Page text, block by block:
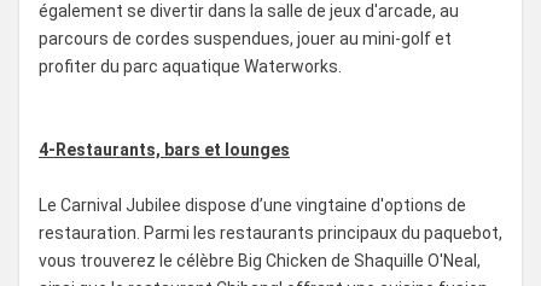
également se divertir dans la salle de jeux d'arcade, au
parcours de cordes suspendues, jouer au mini-golf et
profiter du parc aquatique Waterworks.
4-Restaurants, bars et lounges
Le Carnival Jubilee dispose d’une vingtaine d'options de
restauration. Parmi les restaurants principaux du paquebot,
vous trouverez le célèbre Big Chicken de Shaquille O'Neal,